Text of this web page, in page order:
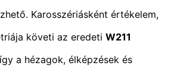
Karosszériásként értékelem,
követi az eredeti W211
a hézagok, élképzések és